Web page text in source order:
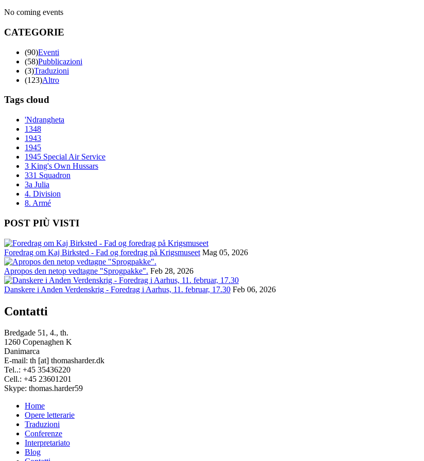
No coming events
CATEGORIE
(90)Eventi
(58)Pubblicazioni
(3)Traduzioni
(123)Altro
Tags cloud
'Ndrangheta
1348
1943
1945
1945 Special Air Service
3 King's Own Hussars
331 Squadron
3a Julia
4. Division
8. Armé
POST PIÙ VISTI
Foredrag om Kaj Birksted - Fad og foredrag på Krigsmuseet Mag 05, 2026
Apropos den netop vedtagne "Sprogpakke". Feb 28, 2026
Danskere i Anden Verdenskrig - Foredrag i Aarhus, 11. februar, 17.30 Feb 06, 2026
Contatti
Bredgade 51, 4., th.
1260 Copenaghen K
Danimarca
E-mail: th [at] thomasharder.dk
Tel..: +45 35436220
Cell.: +45 23601201
Skype: thomas.harder59
Footer
menu
Home
Opere letterarie
Traduzioni
Conferenze
Interpretariato
Blog